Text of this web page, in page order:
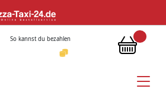
So kannst du bezahlen